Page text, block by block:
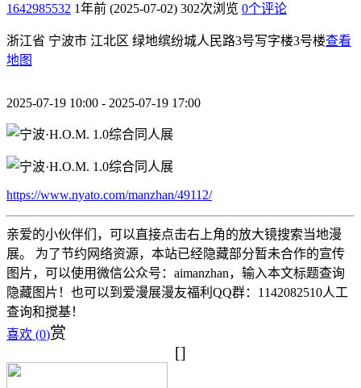
1642985532 1年前 (2025-07-02) 302次浏览 0个评论
浙江省 宁波市 江北区 绿地缤纷城人民路3号写字楼3号楼查看
地图
2025-07-19 10:00 - 2025-07-19 17:00
https://www.nyato.com/manzhan/49112/
亲爱的小伙伴们，可以直接点击右上角的放大镜搜索当地漫
展。 为了节约网络资源，本站已经隐藏部分暂未合作的宣传
图片，可以使用微信公众号：aimanzhan，输入本文标题查询
隐藏图片！也可以到爱漫展漫友福利QQ群：1142082510人工
查询和搅基！
喜欢 (0)赏
[]